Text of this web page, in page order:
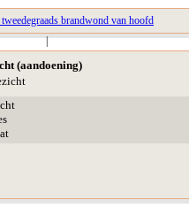
brandwond van hoofd
|
(aandoening)